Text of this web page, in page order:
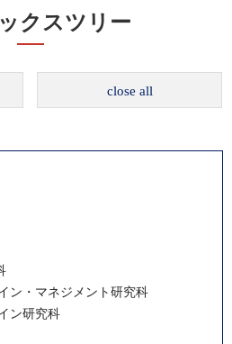
クスツリー
close all
ン・マネジメント研究科
ン研究科